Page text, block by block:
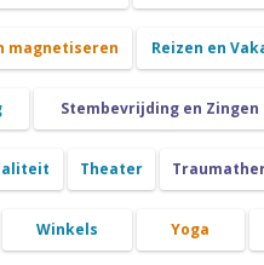
magnetiseren Reizen en
Stembevrijding en Zingen
Theater
Winkels Yoga